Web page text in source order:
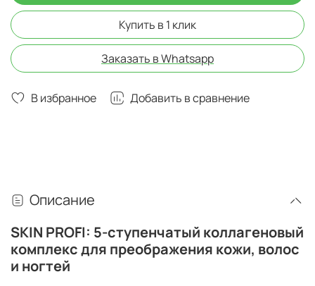
В избранное Добавить в сравнение
Купить в 1 клик
Заказать в Whatsapp
Описание
SKIN PROFI: 5-ступенчатый коллагеновый
комплекс для преображения кожи, волос
и ногтей